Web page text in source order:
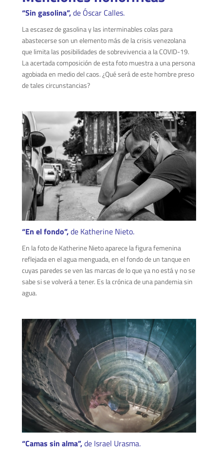
“Sin gasolina”,de Óscar Calles.
La escasez de gasolina y las interminables colas para
abastecerse son un elemento más de la crisis venezolana
que limita las posibilidades de sobrevivencia a la COVID-19.
La acertada composición de esta foto muestra a una persona
agobiada en medio del caos. ¿Qué será de este hombre preso
de tales circunstancias?
“En el fondo”,de Katherine Nieto.
En la foto de Katherine Nieto aparece la figura femenina
reflejada en el agua menguada, en el fondo de un tanque en
cuyas paredes se ven las marcas de lo que ya no está y no se
sabe si se volverá a tener. Es la crónica de una pandemia sin
agua.
“Camas sin alma”,de Israel Urasma.